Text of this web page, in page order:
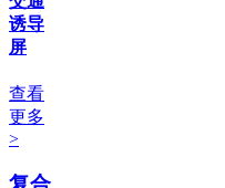
诱导
屏
查看
更多
>